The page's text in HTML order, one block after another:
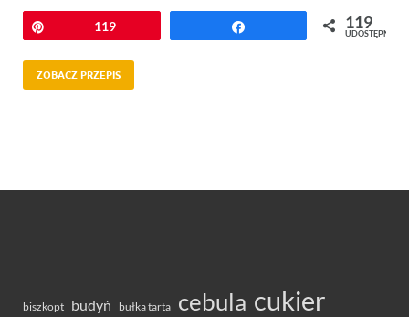
Przypnij119 119
UDOSTĘPNIEŃ
ZOBACZ PRZEPIS
biszkopt budyń bułka tarta cebula cukier